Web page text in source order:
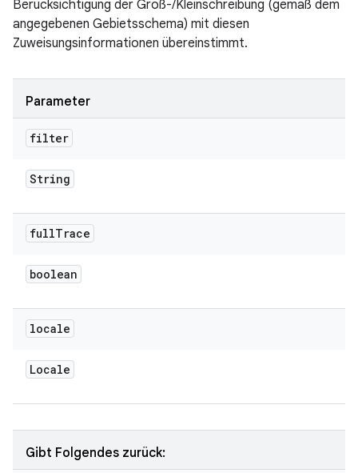
Berücksichtigung der Groß-/Kleinschreibung (gemäß dem
angegebenen Gebietsschema) mit diesen
Zuweisungsinformationen übereinstimmt.
Parameter
filter
String
fullTrace
boolean
locale
Locale
Gibt Folgendes zurück: